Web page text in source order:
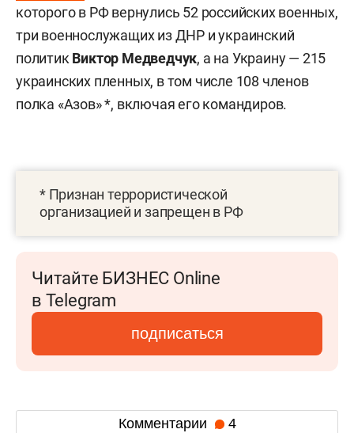
которого в РФ вернулись 52 российских военных,
три военнослужащих из ДНР и украинский
политик Виктор Медведчук, а на Украину — 215
украинских пленных, в том числе 108 членов
полка «Азов» *, включая его командиров.
* Признан террористической
организацией и запрещен в РФ
Читайте БИЗНЕС Online
в Telegram
подписаться
Комментарии 4